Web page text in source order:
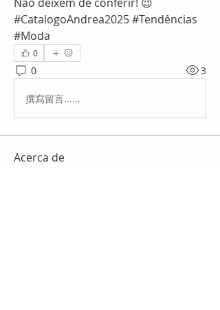
#CatalogoAndrea2025 #Tendências
#Moda
0
0 3
撰寫留言......
Acerca de